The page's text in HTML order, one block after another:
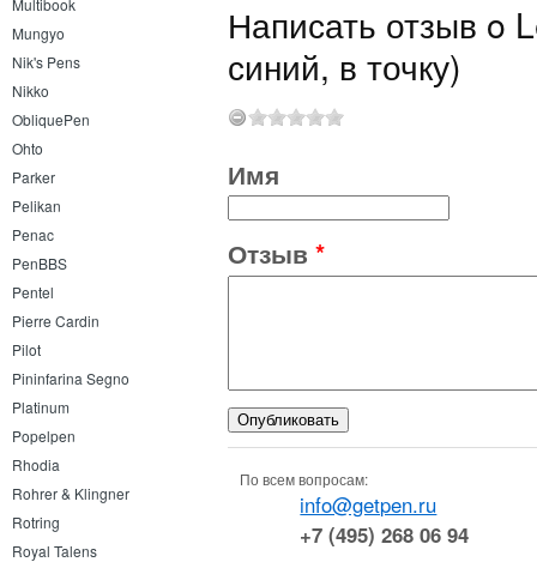
Multibook
Mungyo
Nik's Pens
Nikko
ObliquePen
Ohto
Parker
Pelikan
Penac
PenBBS
Pentel
Pierre Cardin
Pilot
Pininfarina Segno
Platinum
Popelpen
Rhodia
Rohrer & Klingner
Rotring
Royal Talens
Написать отзыв o
синий, в точку)
Имя
Отзыв *
По всем вопросам:
info@getpen.ru
+7 (495) 268 06 94